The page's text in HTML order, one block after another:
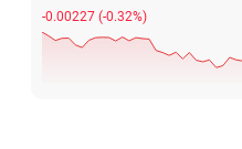
-0.00227(-0.32%)